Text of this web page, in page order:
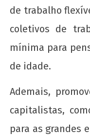
de trabalho
coletivos de
mínima para
de idade.
Ademais,
capitalistas,
para as grandes